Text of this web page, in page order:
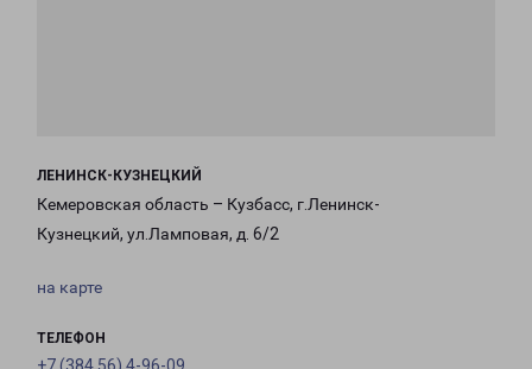
ЛЕНИНСК-КУЗНЕЦКИЙ
Кемеровская область – Кузбасс, г.Ленинск-
Кузнецкий, ул.Ламповая, д. 6/2
на карте
ТЕЛЕФОН